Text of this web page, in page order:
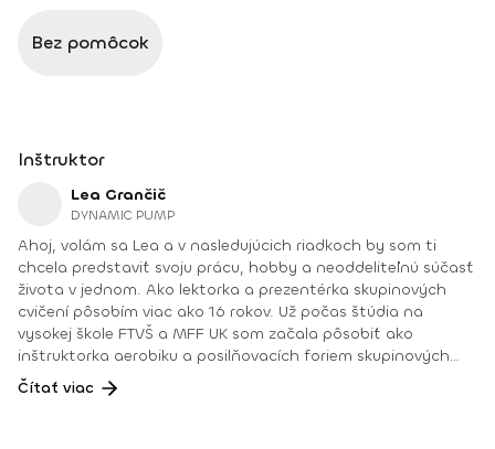
Bez pomôcok
Inštruktor
Lea Grančič
DYNAMIC PUMP
Ahoj, volám sa Lea a v nasledujúcich riadkoch by som ti
chcela predstaviť svoju prácu, hobby a neoddeliteľnú súčasť
života v jednom. Ako lektorka a prezentérka skupinových
cvičení pôsobím viac ako 16 rokov. Už počas štúdia na
vysokej škole FTVŠ a MFF UK som začala pôsobiť ako
inštruktorka aerobiku a posilňovacích foriem skupinových
cvičení. Vzhľadom na to, že sa aerobik postupom času vyvíjal
a do skupinových cvičení vstupovali nové momenty,
Čítať viac